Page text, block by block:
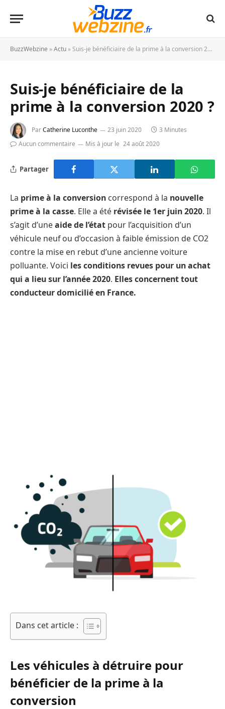
BuzzWebzine »Actu »Suis-je bénéficiaire de la prime à la conversion 2020 ?
Suis-je bénéficiaire de la
prime à la conversion 2020 ?
ParCatherine Luconthe 23 juin 2020
3 Minutes
Aucun commentaire
Mis à jour le 24 août 2020
Partager
La prime à la conversion correspond à la nouvelle
prime à la casse. Elle a été révisée le 1er juin 2020. Il
s’agit d’uneaide de l’état pour l’acquisition d’un
véhicule neuf ou d’occasion à faible émission de CO2
contre la mise en rebut d’une ancienne voiture
polluante. Voici les conditions revues pour un achat
qui a lieu sur l’année 2020. Elles concernent tout
conducteur domicilié en France.
Dans cet article :
Les véhicules à détruire pour
bénéficier de la prime à la
conversion